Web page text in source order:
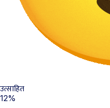
उत्साहित
12%